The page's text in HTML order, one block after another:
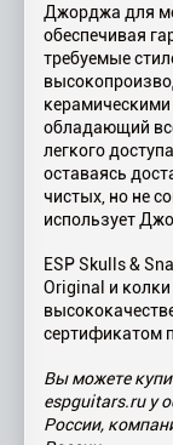
Джорджа для
обеспечивая
требуемые
обладающий
легкого
оставаясь
чистых, но не
использует
ESP Skulls &
Original и колки
сертификатом
Вы можете
espguitars.ru у
России,